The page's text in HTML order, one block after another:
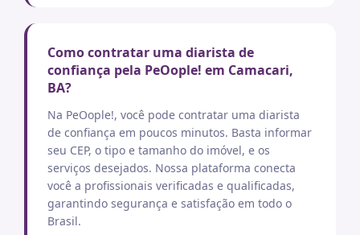
Como contratar uma diarista de
confiança pela PeOople! em Camacari,
BA?
Na PeOople!, você pode contratar uma diarista
de confiança em poucos minutos. Basta informar
seu CEP, o tipo e tamanho do imóvel, e os
serviços desejados. Nossa plataforma conecta
você a profissionais verificadas e qualificadas,
garantindo segurança e satisfação em todo o
Brasil.